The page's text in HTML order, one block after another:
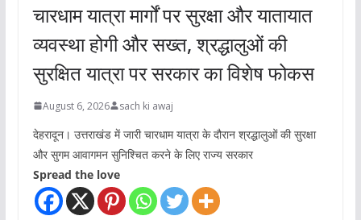
चारधाम यात्रा मार्गों पर सुरक्षा और यातायात
व्यवस्था होगी और सख्त, श्रद्धालुओं की
सुरक्षित यात्रा पर सरकार का विशेष फोकस
August 6, 2026 sach ki awaj
देहरादून। उत्तराखंड में जारी चारधाम यात्रा के दौरान श्रद्धालुओं की सुरक्षा
और सुगम आवागमन सुनिश्चित करने के लिए राज्य सरकार
Spread the love